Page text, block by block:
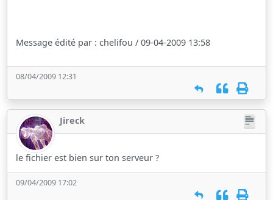
Message édité par : chelifou / 09-04-2009 13:58
08/04/2009 12:31
Jireck
le fichier est bien sur ton serveur ?
09/04/2009 17:02